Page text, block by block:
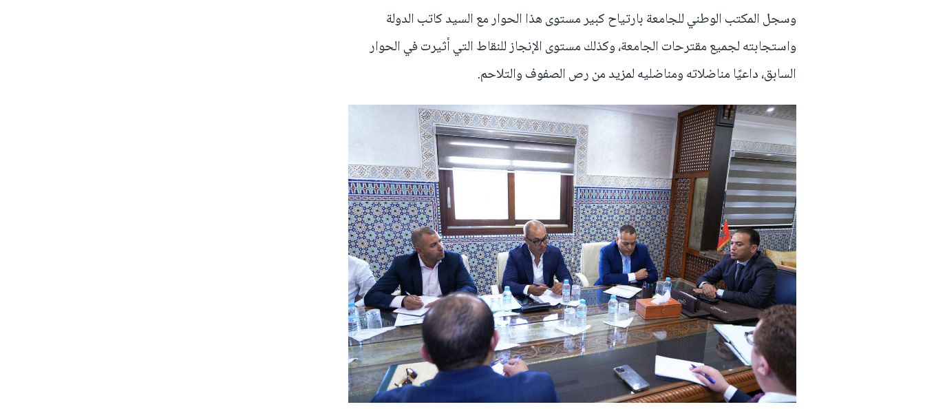
وسجل المكتب الوطني للجامعة بارتياح كبير مستوى هذا الحوار مع السيد كاتب الدولة
واستجابته لجميع مقترحات الجامعة، وكذلك مستوى الإنجاز للنقاط التي أثيرت في الحوار
السابق، داعيًا مناضلاته ومناضليه لمزيد من رص الصفوف والتلاحم.